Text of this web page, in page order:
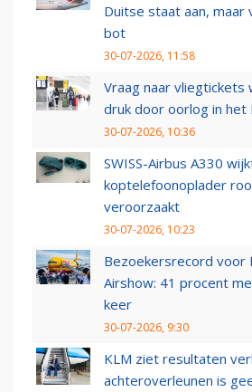
Duitse staat aan, maar
bot
30-07-2026, 11:58
Vraag naar
druk door oorlog in het
30-07-2026, 10:36
SWISS-Airbus A330
koptelefoonoplader
veroorzaakt
30-07-2026, 10:23
Bezoekersrecord voor
Airshow: 41 procent
keer
30-07-2026, 9:30
KLM ziet resultaten
achteroverleunen is